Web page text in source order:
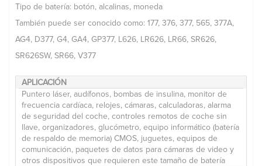
Tipo de batería: botón, alcalinas, moneda
También puede ser conocido como: 177, 376, 377, 565, 377A,
AG4, D377, G4, GA4, GP377, L626, LR626, LR66, SR626,
SR626SW, SR66, V377
APLICACIÓN
Puntero láser, audífonos, bombas de insulina, monitor de
frecuencia cardíaca, relojes, cámaras, calculadoras, alarma
de seguridad del coche, controles remotos de coche sin
llave, organizadores, glucómetro, equipo informático (batería
de respaldo de memoria) CMOS, juguetes, equipos de
comunicación, paquetes de datos para cámaras de video y
otros dispositivos que requieren este tamaño de batería